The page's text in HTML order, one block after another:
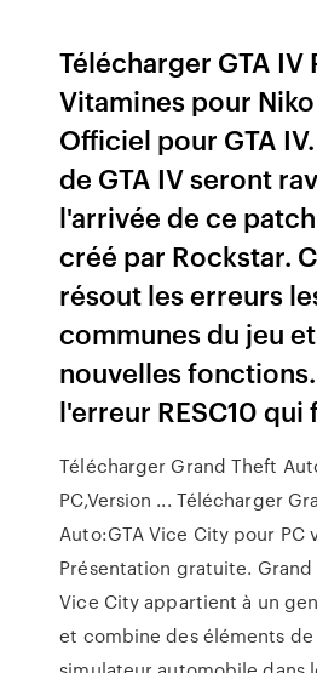
Télécharger GTA IV
Vitamines pour
Officiel pour GTA
de GTA IV seront
l'arrivée de ce
créé par Rockstar.
résout les erreurs
communes du jeu
nouvelles
l'erreur RESC10
Télécharger Grand Theft
PC,Version ... Télécharger
Auto:GTA Vice City pour PC
Présentation gratuite. Grand
Vice City appartient à un
et combine des éléments